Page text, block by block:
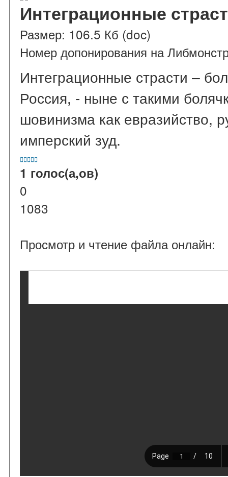
Интеграционные
Размер: 106.5 Кб (doc)
Номер допонирования на
Интеграционные страсти –
Россия, - ныне с такими
шовинизма как евразийство,
имперский зуд.

1 голос(а,ов)
0
1083
Просмотр и чтение файла онлайн: